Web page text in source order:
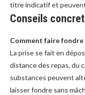
titre indicatif et peuvent
Conseils
Comment faire fondre
La prise se fait en
distance des repas, du
substances peuvent
laisser fondre sans